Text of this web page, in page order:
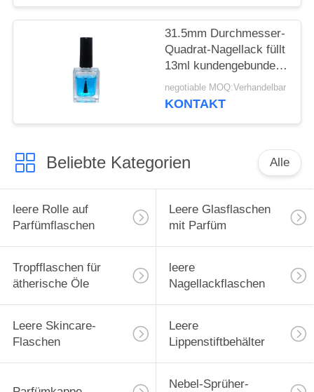
31.5mm Durchmesser-
Quadrat-Nagellack füllt
13ml kundengebundene
Farbe ab
negotiable MOQ:Verhandelbar
KONTAKT
Beliebte Kategorien Alle
leere Rolle auf
Parfümflaschen
Leere Glasflaschen
mit Parfüm
Tropfflaschen für
ätherische Öle
leere
Nagellackflaschen
Leere Skincare-
Flaschen
Leere
Lippenstiftbehälter
Nebel-Sprüher-